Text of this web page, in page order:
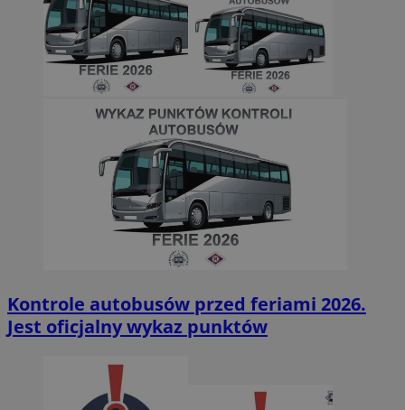
Kontrole autobusów przed feriami 2026.
Jest oficjalny wykaz punktów